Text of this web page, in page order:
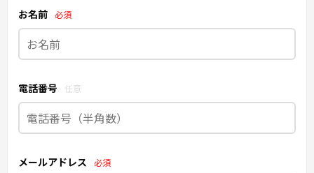
お名前 必須
電話番号 任意
メールアドレス 必須